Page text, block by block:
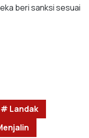
beri sanksi sesuai
# Landak